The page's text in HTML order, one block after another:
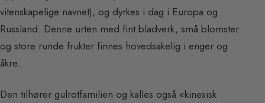
vitenskapelige navnet), og dyrkes i dag i Europa og
Russland. Denne urten med fint bladverk, små blomster
og store runde frukter finnes hovedsakelig i enger og
åkre.
Den tilhører gulrotfamilien og kalles også «kinesisk